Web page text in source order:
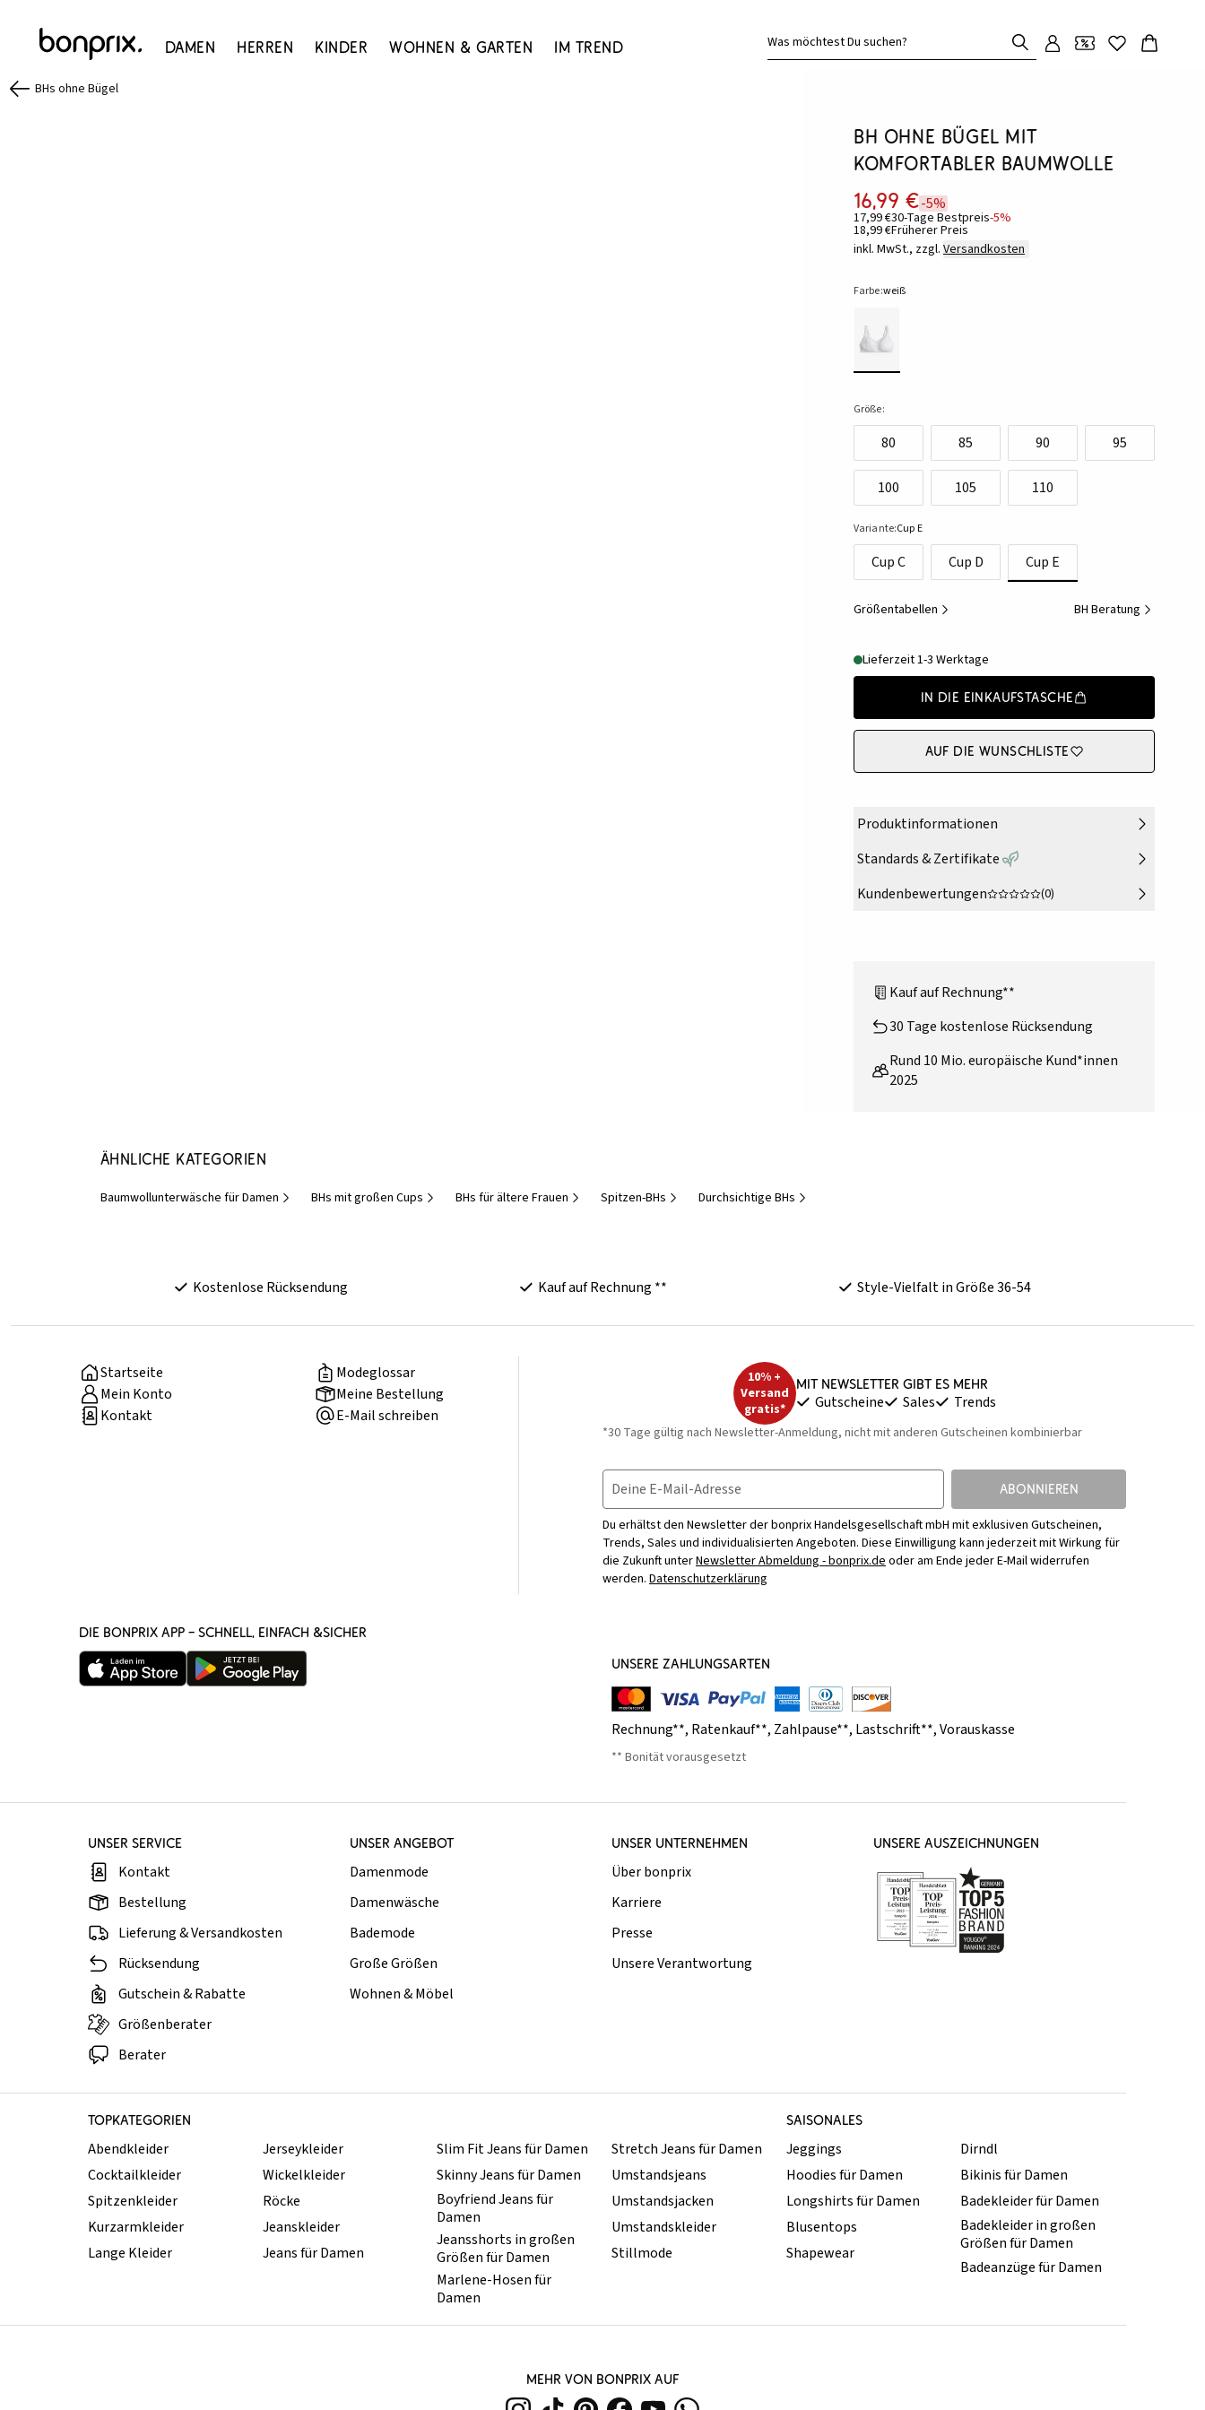
Damen Herren Kinder Wohnen & Garten Im Trend Was möchtest Du suchen?
BHs ohne Bügel
BH ohne Bügel mit
komfortabler Baumwolle
16,99 €-5%
17,99 €30-Tage Bestpreis-5%
18,99 €Früherer Preis
inkl. MwSt., zzgl. Versandkosten
Farbe:weiß
Größe:
80 85 90 95
100 105 110
Variante:Cup E
Cup C Cup D Cup E
Größentabellen BH Beratung
Lieferzeit 1-3 Werktage
In die Einkaufstasche
Auf die Wunschliste
Produktinformationen
Standards & Zertifikate
Kundenbewertungen
(0)
Kauf auf Rechnung**
30 Tage kostenlose Rücksendung
Rund 10 Mio. europäische Kund*innen
2025
Ähnliche Kategorien
Baumwollunterwäsche für Damen BHs mit großen Cups BHs für ältere Frauen Spitzen-BHs Durchsichtige BHs
Kostenlose Rücksendung Kauf auf Rechnung ** Style-Vielfalt in Größe 36-54
Startseite
Modeglossar
Mein Konto
Meine Bestellung
Kontakt
E-Mail schreiben
10% +
Versand
gratis*
Mit Newsletter gibt es mehr
Gutscheine Sales Trends
*30 Tage gültig nach Newsletter-Anmeldung, nicht mit anderen Gutscheinen kombinierbar
Deine E-Mail-Adresse ABONNIEREN
Du erhältst den Newsletter der bonprix Handelsgesellschaft mbH mit exklusiven Gutscheinen,
Trends, Sales und individualisierten Angeboten. Diese Einwilligung kann jederzeit mit Wirkung für
die Zukunft unterNewsletter Abmeldung - bonprix.deoder am Ende jeder E-Mail widerrufen
werden. Datenschutzerklärung
DIE BONPRIX APP – SCHNELL, EINFACH &SICHER
UNSERE ZAHLUNGSARTEN
Rechnung**, Ratenkauf**, Zahlpause**, Lastschrift**,Vorauskasse
** Bonität vorausgesetzt
UNSER SERVICE
Kontakt
Bestellung
Lieferung & Versandkosten
Rücksendung
Gutschein & Rabatte
Größenberater
Berater
UNSER ANGEBOT
Damenmode
Damenwäsche
Bademode
Große Größen
Wohnen & Möbel
UNSER UNTERNEHMEN
Über bonprix
Karriere
Presse
Unsere Verantwortung
UNSERE AUSZEICHNUNGEN
TOPKATEGORIEN SAISONALES
Abendkleider
Cocktailkleider
Spitzenkleider
Kurzarmkleider
Lange Kleider
Jerseykleider
Wickelkleider
Röcke
Jeanskleider
Jeans für Damen
Slim Fit Jeans für Damen
Skinny Jeans für Damen
Boyfriend Jeans für
Damen
Jeansshorts in großen
Größen für Damen
Marlene-Hosen für
Damen
Stretch Jeans für Damen
Umstandsjeans
Umstandsjacken
Umstandskleider
Stillmode
Jeggings
Hoodies für Damen
Longshirts für Damen
Blusentops
Shapewear
Dirndl
Bikinis für Damen
Badekleider für Damen
Badekleider in großen
Größen für Damen
Badeanzüge für Damen
MEHR VON BONPRIX AUF